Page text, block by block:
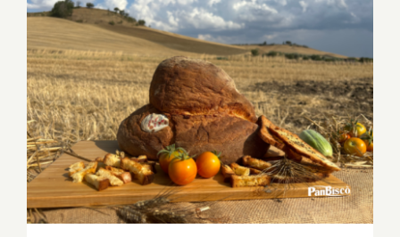
Download
Contatti
SHOP
Cerca
per:
Uno spuntino estivo con PanBiscò